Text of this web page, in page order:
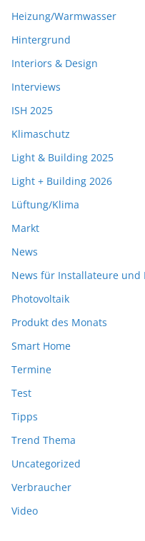
Heizung/Warmwasser
Hintergrund
Interiors & Design
Interviews
ISH 2025
Klimaschutz
Light & Building 2025
Light + Building 2026
Lüftung/Klima
Markt
News
News für Installateure und
Photovoltaik
Produkt des Monats
Smart Home
Termine
Test
Tipps
Trend Thema
Uncategorized
Verbraucher
Video